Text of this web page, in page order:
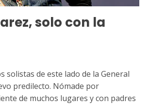
solo con la
solistas de este lado de la General
predilecto. Nómade por
de muchos lugares y con padres